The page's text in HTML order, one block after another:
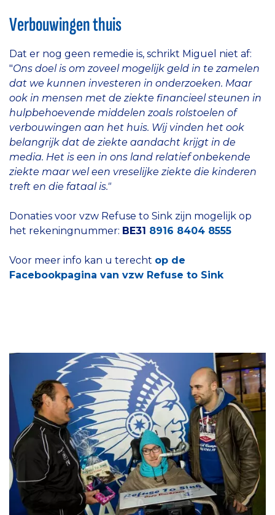
Verbouwingen thuis
Dat er nog geen remedie is, schrikt Miguel niet af:
"Ons doel is om zoveel mogelijk geld in te zamelen
dat we kunnen investeren in onderzoeken. Maar
ook in mensen met de ziekte financieel steunen in
hulpbehoevende middelen zoals rolstoelen of
verbouwingen aan het huis. Wij vinden het ook
belangrijk dat de ziekte aandacht krijgt in de
media. Het is een in ons land relatief onbekende
ziekte maar wel een vreselijke ziekte die kinderen
treft en die fataal is."
Donaties voor vzw Refuse to Sink zijn mogelijk op
het rekeningnummer: BE31 8916 8404 8555
Voor meer info kan u terecht op de
Facebookpagina van vzw Refuse to Sink